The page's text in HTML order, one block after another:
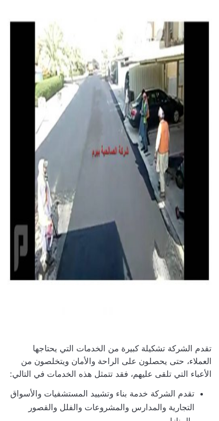
تقدم الشركة تشكيلة كبيرة من الخدمات التي يحتاجها
العملاء، حتى يحصلون على الراحة والأمان ويتخلصون من
الأعباء التي تلقى عليهم، فقد تتمثل هذه الخدمات في التالي:
تقدم الشركة خدمة بناء وتشييد المستشفيات والأسواق
التجارية والمدارس والمشروعات والفلل والقصور